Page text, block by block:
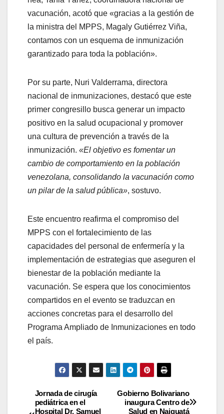
vacunación, acotó que «gracias a la gestión de
la ministra del MPPS, Magaly Gutiérrez Viña,
contamos con un esquema de inmunización
garantizado para toda la población».
Por su parte, Nuri Valderrama, directora
nacional de inmunizaciones, destacó que este
primer congresillo busca generar un impacto
positivo en la salud ocupacional y promover
una cultura de prevención a través de la
inmunización. «El objetivo es fomentar un
cambio de comportamiento en la población
venezolana, consolidando la vacunación como
un pilar de la salud pública», sostuvo.
Este encuentro reafirma el compromiso del
MPPS con el fortalecimiento de las
capacidades del personal de enfermería y la
implementación de estrategias que aseguren el
bienestar de la población mediante la
vacunación. Se espera que los conocimientos
compartidos en el evento se traduzcan en
acciones concretas para el desarrollo del
Programa Ampliado de Inmunizaciones en todo
el país.
Gobierno Bolivariano
inaugura Centro de
Salud en Naiguatá
Jornada de cirugía
pediátrica en el
Hospital Dr. Samuel